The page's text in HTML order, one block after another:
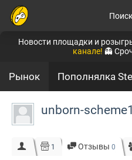
Новости площадки и
канале! 👻
Рынок Пополнялка
unborn-
1 Отзывы 0